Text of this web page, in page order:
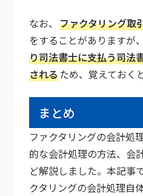
なお、 ファクタリング取
をすることがありますが、
り司法書士に支払う司法
されるため、覚えておく
まとめ
ファクタリングの会計処
的な会計処理の方法、会
ど解説しました。本記事
クタリングの会計処理自